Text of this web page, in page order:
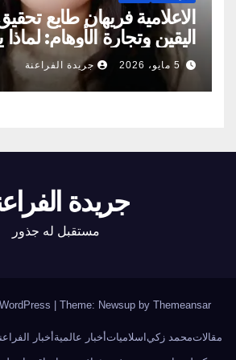
الاعلامية فريهان طايع
اليقين وتجارة الأوهام:
الناس أبواب المشعوذين
5 مايو، 2026 جريدة الفراعنة
جريدة
مستقبل له جذور
Theme: Newsup by Themeansar
مقالاتمحمد زكي اسلامياتأخبار عالميةأخبار